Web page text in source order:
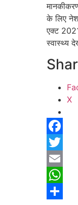
के लिए
एक्ट
स्वास्थ्य
X
Twitter
Email